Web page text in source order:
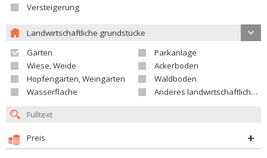
Versteigerung
Landwirtschaftliche grundstücke
Garten
Parkanlage
Wiese, Weide
Ackerboden
Hopfengarten, Weingarten
Waldboden
Wasserfläche
Anderes landwirtschaftliches Grundstück
Preis